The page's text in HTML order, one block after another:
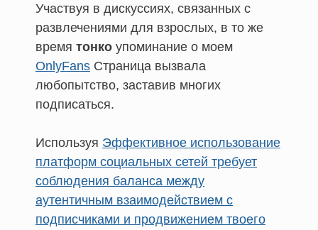
Участвуя в дискуссиях, связанных с
развлечениями для взрослых, в то же
время тонко упоминание о моем
OnlyFans Страница вызвала
любопытство, заставив многих
подписаться.
Используя Эффективное использование
платформ социальных сетей требует
соблюдения баланса между
аутентичным взаимодействием с
подписчиками и продвижением твоего